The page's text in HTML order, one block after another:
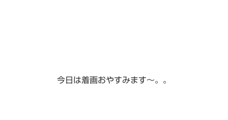
今日は着画おやすみます〜。。